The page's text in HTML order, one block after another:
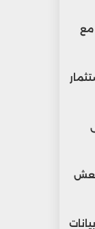
على «إس آند بي 500» مع